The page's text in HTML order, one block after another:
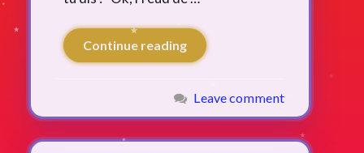
Continue reading
Leave comment